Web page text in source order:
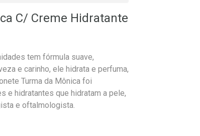
C/ Creme Hidratante
tem fórmula suave,
e carinho, ele hidrata e perfuma,
Turma da Mônica foi
e hidratantes que hidratam a pele,
e oftalmologista.